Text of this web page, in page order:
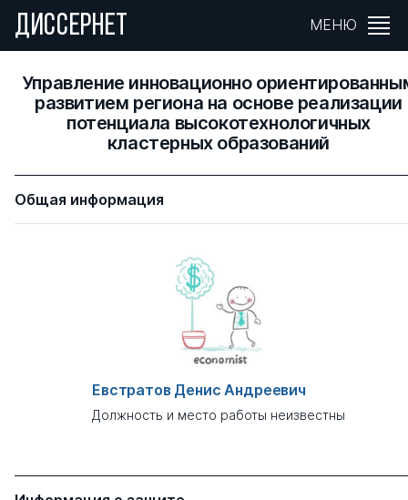
ДИССЕРНЕТ МЕНЮ
Управление инновационно
развитием региона на основе реализации
потенциала высокотехнологичных
кластерных образований
Общая информация
Евстратов Денис Андреевич
Должность и место работы неизвестны